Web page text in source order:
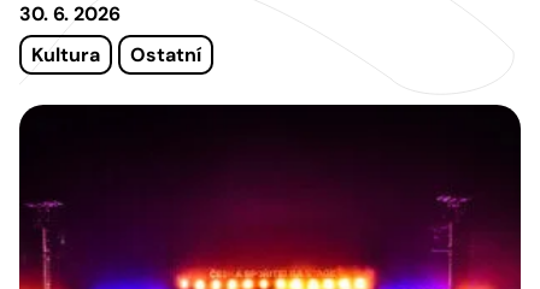
30. 6. 2026
Kultura
Ostatní